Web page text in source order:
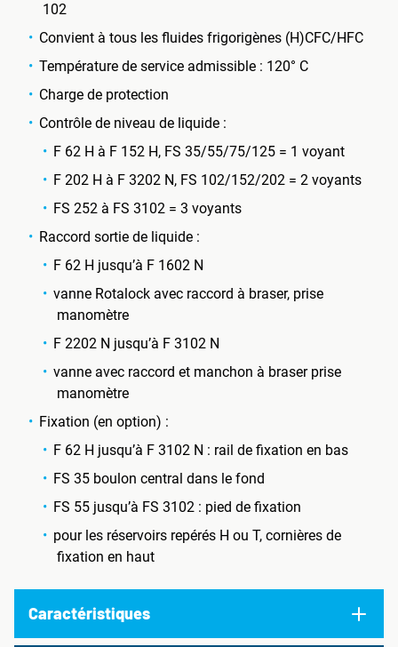
102
Convient à tous les fluides frigorigènes (H)CFC/HFC
Température de service admissible : 120° C
Charge de protection
Contrôle de niveau de liquide :
F 62 H à F 152 H, FS 35/55/75/125 = 1 voyant
F 202 H à F 3202 N, FS 102/152/202 = 2 voyants
FS 252 à FS 3102 = 3 voyants
Raccord sortie de liquide :
F 62 H jusqu’à F 1602 N
vanne Rotalock avec raccord à braser, prise
manomètre
F 2202 N jusqu’à F 3102 N
vanne avec raccord et manchon à braser prise
manomètre
Fixation (en option) :
F 62 H jusqu’à F 3102 N : rail de fixation en bas
FS 35 boulon central dans le fond
FS 55 jusqu’à FS 3102 : pied de fixation
pour les réservoirs repérés H ou T, cornières de
fixation en haut
Caractéristiques